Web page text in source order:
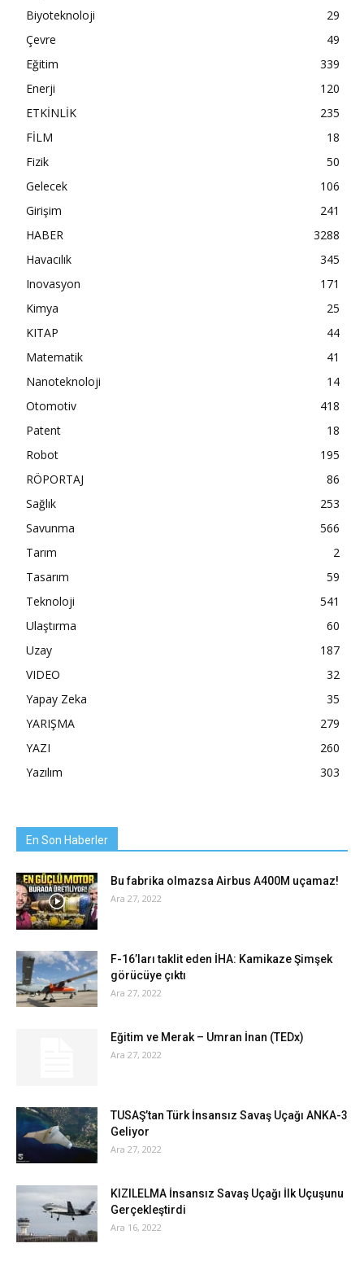
Biyoteknoloji
29
Çevre
49
Eğitim
339
Enerji
120
ETKİNLİK
235
FİLM
18
Fizik
50
Gelecek
106
Girişim
241
HABER
3288
Havacılık
345
Inovasyon
171
Kimya
25
KITAP
44
Matematik
41
Nanoteknoloji
14
Otomotiv
418
Patent
18
Robot
195
RÖPORTAJ
86
Sağlık
253
Savunma
566
Tarım
2
Tasarım
59
Teknoloji
541
Ulaştırma
60
Uzay
187
VIDEO
32
Yapay Zeka
35
YARIŞMA
279
YAZI
260
Yazılım
303
En Son Haberler
Bu fabrika olmazsa Airbus A400M uçamaz!
Ara 27, 2022
F-16’ları taklit eden İHA: Kamikaze Şimşek
görücüye çıktı
Ara 27, 2022
Eğitim ve Merak – Umran İnan (TEDx)
Ara 27, 2022
TUSAŞ’tan Türk İnsansız Savaş Uçağı ANKA-3
Geliyor
Ara 27, 2022
KIZILELMA İnsansız Savaş Uçağı İlk Uçuşunu
Gerçekleştirdi
Ara 16, 2022